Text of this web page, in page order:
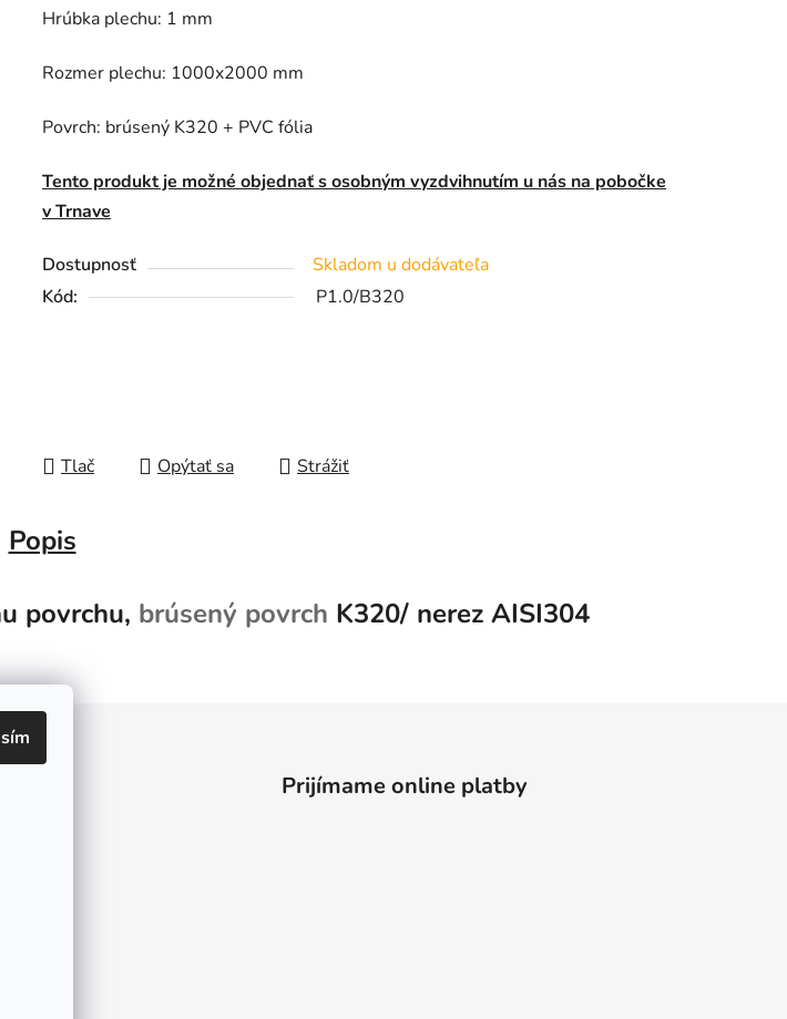
Hrúbka plechu: 1 mm
Rozmer plechu: 1000x2000 mm
Povrch: brúsený K320 + PVC fólia
Tento produkt je možné objednať s osobným vyzdvihnutím u nás na pobočke
v Trnave
Dostupnosť
Skladom u dodávateľa
Kód:
P1.0/B320
Tlač Opýtať sa Strážiť
Popis
povrchu, brúsený povrch K320/ nerez AISI304
Prijímame online platby